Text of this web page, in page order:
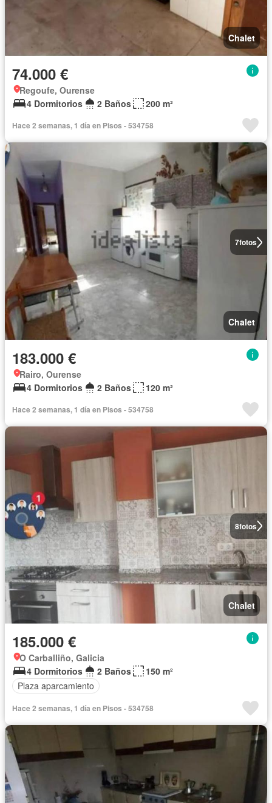
Chalet
74.000 €
Regoufe, Ourense
4 Dormitorios
2 Baños 200 m²
Hace 2 semanas, 1 día en Pisos - 534758
7fotos
Chalet
183.000 €
Rairo, Ourense
4 Dormitorios
2 Baños 120 m²
Hace 2 semanas, 1 día en Pisos - 534758
8fotos
Chalet
185.000 €
O Carballiño, Galicia
4 Dormitorios
2 Baños
150 m²
Plaza aparcamiento
Hace 2 semanas, 1 día en Pisos - 534758